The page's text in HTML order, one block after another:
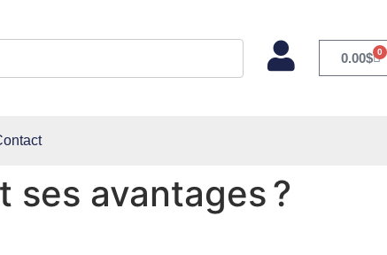
0.00$ 0
ses avantages ?